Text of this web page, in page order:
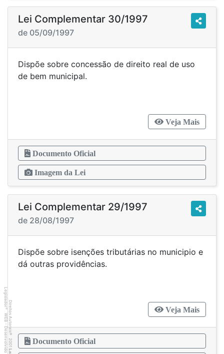
Lei Complementar 30/1997
de 05/09/1997
Dispõe sobre concessão de direito real de uso
de bem municipal.
Veja Mais
Documento Oficial
Imagem da Lei
Lei Complementar 29/1997
de 28/08/1997
Dispõe sobre isenções tributárias no municipio e
dá outras providências.
Veja Mais
Documento Oficial
Direitos Autorais
©
2001
Legislador
®
WEB - Desenvolvido por